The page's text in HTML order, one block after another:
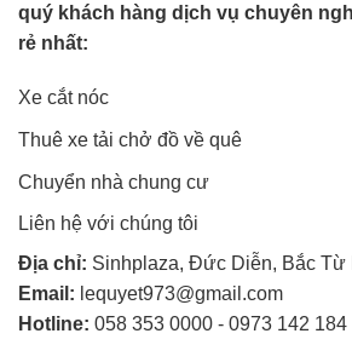
quý khách hàng dịch vụ chuyên
rẻ nhất:
Xe cắt nóc
Thuê xe tải chở đồ về quê
Chuyển nhà chung cư
Liên hệ với chúng tôi
Địa chỉ: Sinhplaza, Đức Diễn, Bắc Từ
Email: lequyet973@gmail.com
Hotline: 058 353 0000 - 0973 142 184